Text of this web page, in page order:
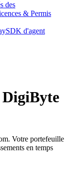
des
& Permis
SDK d'agent
Votre portefeuille
en temps